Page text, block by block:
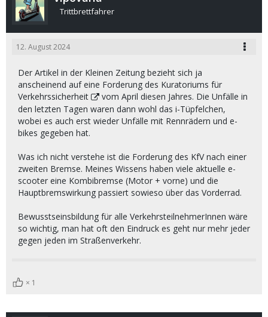
Trittbrettfahrer
12. August 2024
Der Artikel in der Kleinen Zeitung bezieht sich ja
anscheinend auf eine Forderung des Kuratoriums für
Verkehrssicherheit
vom April diesen Jahres. Die Unfälle in
den letzten Tagen waren dann wohl das i-Tüpfelchen,
wobei es auch erst wieder Unfälle mit Rennrädern und e-
bikes gegeben hat.
Was ich nicht verstehe ist die Forderung des KfV nach einer
zweiten Bremse. Meines Wissens haben viele aktuelle e-
scooter eine Kombibremse (Motor + vorne) und die
Hauptbremswirkung passiert sowieso über das Vorderrad.
Bewusstseinsbildung für alle VerkehrsteilnehmerInnen wäre
so wichtig, man hat oft den Eindruck es geht nur mehr jeder
gegen jeden im Straßenverkehr.
1